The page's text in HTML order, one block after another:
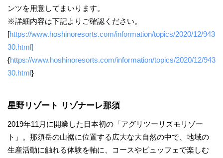
ンツを用意してまいります。
※詳細内容は下記よりご確認ください。
[https://www.hoshinoresorts.com/information/topics/2020/12/943
30.html]
{https://www.hoshinoresorts.com/information/topics/2020/12/943
30.html}
星野リゾート リゾナーレ那須
2019年11月に開業した日本初の「アグリツーリズモリゾー
ト」。那須岳の山裾に位置する広大な大自然の中で、地域の
生産活動に触れる体験を軸に、コースやビュッフェで楽しむ